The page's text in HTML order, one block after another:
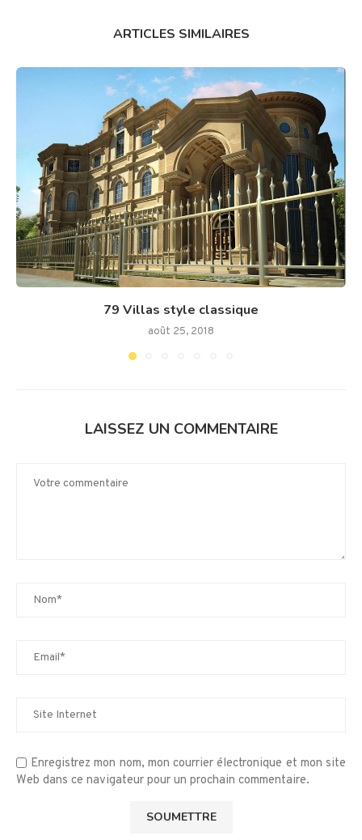
ARTICLES SIMILAIRES
79 Villas style classique
août 25, 2018
LAISSEZ UN COMMENTAIRE
Enregistrez mon nom, mon courrier électronique et mon site
Web dans ce navigateur pour un prochain commentaire.